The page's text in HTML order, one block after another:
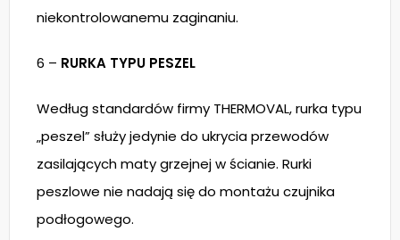
niekontrolowanemu zaginaniu.
6 – RURKA TYPU PESZEL
Według standardów firmy THERMOVAL, rurka typu
„peszel” służy jedynie do ukrycia przewodów
zasilających maty grzejnej w ścianie. Rurki
peszlowe nie nadają się do montażu czujnika
podłogowego.